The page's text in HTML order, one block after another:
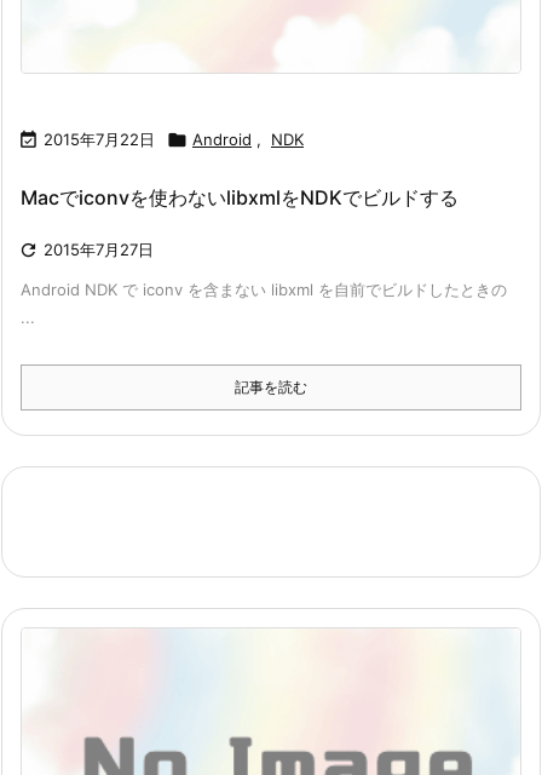
 2015年7月22日  Android , NDK
Macでiconvを使わないlibxmlをNDKでビルドする
 2015年7月27日
Android NDK で iconv を含まない libxml を自前でビルドしたときの
...
記事を読む